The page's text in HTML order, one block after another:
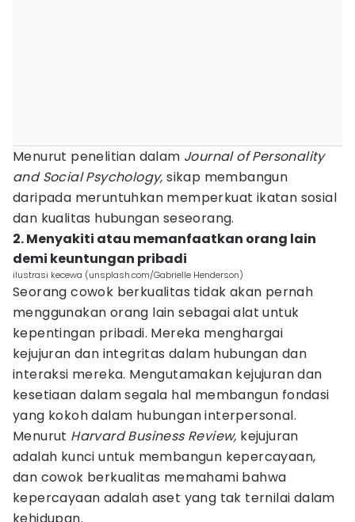
Menurut penelitian dalam Journal of Personality
and Social Psychology, sikap membangun
daripada meruntuhkan memperkuat ikatan sosial
dan kualitas hubungan seseorang.
2. Menyakiti atau memanfaatkan orang lain
demi keuntungan pribadi
ilustrasi kecewa (unsplash.com/Gabrielle Henderson)
Seorang cowok berkualitas tidak akan pernah
menggunakan orang lain sebagai alat untuk
kepentingan pribadi. Mereka menghargai
kejujuran dan integritas dalam hubungan dan
interaksi mereka. Mengutamakan kejujuran dan
kesetiaan dalam segala hal membangun fondasi
yang kokoh dalam hubungan interpersonal.
Menurut Harvard Business Review, kejujuran
adalah kunci untuk membangun kepercayaan,
dan cowok berkualitas memahami bahwa
kepercayaan adalah aset yang tak ternilai dalam